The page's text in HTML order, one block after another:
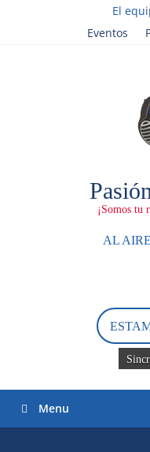
El
Eventos
AL AIRE
Menu